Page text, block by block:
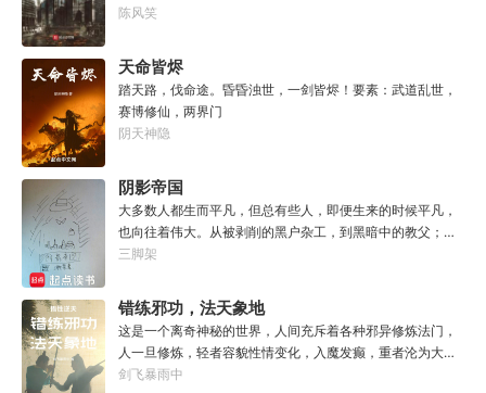
他。………………达奇：前面忘了，后面也忘了，总之，让亚
虑怎么变强了，这更不容易。等曲涧磊开始逐渐变强，他意
陈风笑
天命皆烬
踏天路，伐命途。昏昏浊世，一剑皆烬！要素：武道乱世，
赛博修仙，两界门
阴天神隐
阴影帝国
大多数人都生而平凡，但总有些人，即便生来的时候平凡，
也向往着伟大。从被剥削的黑户杂工，到黑暗中的教父；从
遵守规则的社会底层，到制定规则的幕后皇帝；阳光照耀时
不仅能够和光一样大，甚至还能遮住光！”“我们从不敲诈勒
索任何人，我们赚到的每一分钱，在良心上都能过的去。”如
果有人在夜晚敲响你的房门，他们要么为你带来我的问候，
要么为你的狂妄带来毁灭。至于你会得到什么，这要看你怎
么选，我的朋友！
三脚架
错练邪功，法天象地
这是一个离奇神秘的世界，人间充斥着各种邪异修炼法门，
人一旦修炼，轻者容貌性情变化，入魔发癫，重者沦为大
药，供邪魔采食……段云穿越而来，意外得到一本大药功法
剑飞暴雨中